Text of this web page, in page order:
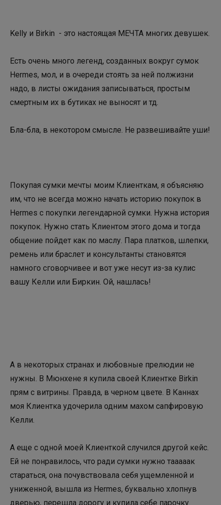
Kelly и Birkin - это настоящая МЕЧТА многих девушек.
Есть очень много легенд, созданных вокруг сумок
Hermes, мол, и в очереди стоять за ней полжизни
надо, в листы ожидания записываться, простым
смертным их в бутиках не выносят и тд.
Бла-бла, в некотором смысле. Не развешивайте уши!
Покупая сумки мечты моим Клиенткам, я объясняю
им, что не всегда можно начать историю покупок в
Hermes с покупки легендарной сумки. Нужна история
покупок. Нужно стать Клиентом этого дома и тогда
общение пойдет как по маслу. Пара платков, шлепки,
ремень или браслет и консультанты становятся
намного сговорчивее и вот уже несут из-за кулис
вашу Келли или Биркин. Ой, нашлась!
А в некоторых странах и любовные прелюдии не
нужны. В Мюнхене я купила своей Клиентке Birkin
прям с витрины. Правда, в черном цвете. В Каннах
моя Клиентка удочерила одним махом сапфировую
Келли.
А еще с одной моей Клиенткой случился другой кейс.
Ей не понравилось, что ради сумки нужно тааааак
стараться, она почувствовала себя ущемленной и
униженной, вышла из Hermes, буквально хлопнув
дверью, перешла дорогу и купила себе парочку